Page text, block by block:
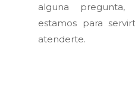
alguna
estamos para
atenderte.